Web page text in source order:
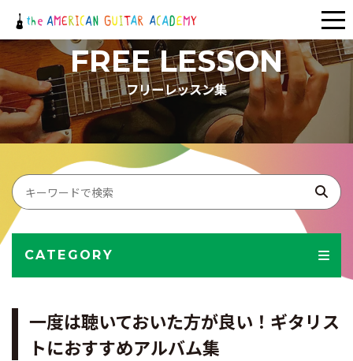
FREE LESSON
フリーレッスン集
CATEGORY
一度は聴いておいた方が良い！ギタリス
トにおすすめアルバム集
メ
ニ
ュ
ー